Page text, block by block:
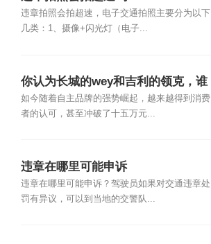
违章拍照会拍超速，电子交通拍照主要分为以下
几类：1、摄像+闪光灯（电子...
你认为长城的wey和吉利的领克，谁
成功的可能性大？为什么？
如今随着自主品牌的强势崛起，越来越得到消费
者的认可，甚至冲破了十五万元...
违章在哪里可能申诉
违章在哪里可能申诉？驾驶员如果对交通违章处
罚有异议，可以到当地的交警队...